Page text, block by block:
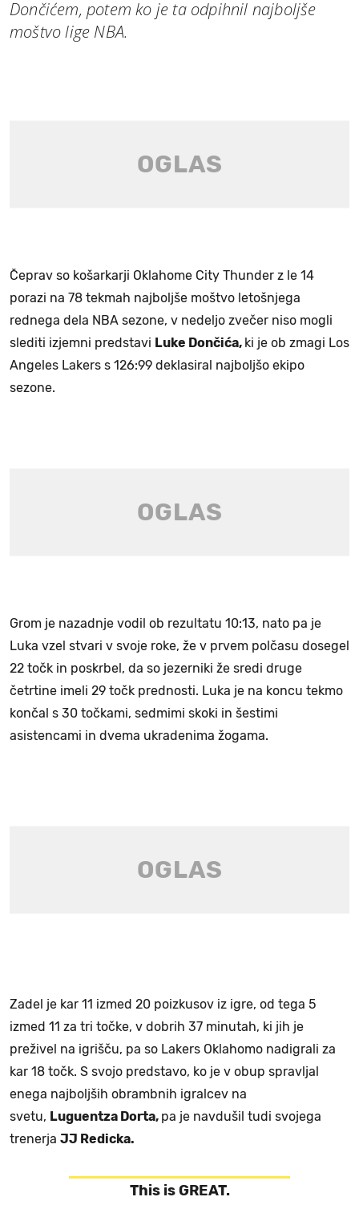
Dončićem, potem ko je ta odpihnil najboljše
moštvo lige NBA.
Čeprav so košarkarji Oklahome City Thunder z le 14
porazi na 78 tekmah najboljše moštvo letošnjega
rednega dela NBA sezone, v nedeljo zvečer niso mogli
slediti izjemni predstavi Luke Dončića, ki je ob zmagi Los
Angeles Lakers s 126:99 deklasiral najboljšo ekipo
sezone.
Grom je nazadnje vodil ob rezultatu 10:13, nato pa je
Luka vzel stvari v svoje roke, že v prvem polčasu dosegel
22 točk in poskrbel, da so jezerniki že sredi druge
četrtine imeli 29 točk prednosti. Luka je na koncu tekmo
končal s 30 točkami, sedmimi skoki in šestimi
asistencami in dvema ukradenima žogama.
Zadel je kar 11 izmed 20 poizkusov iz igre, od tega 5
izmed 11 za tri točke, v dobrih 37 minutah, ki jih je
preživel na igrišču, pa so Lakers Oklahomo nadigrali za
kar 18 točk. S svojo predstavo, ko je v obup spravljal
enega najboljših obrambnih igralcev na
svetu, Luguentza Dorta, pa je navdušil tudi svojega
trenerja JJ Redicka.
This is GREAT.